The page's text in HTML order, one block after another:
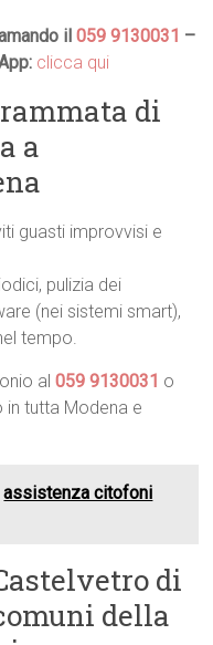
il059 9130031 –
clicca qui
di
a
guasti improvvisi e
pulizia dei
(nei sistemi smart),
tempo.
al059 9130031 o
in tutta Modena e
assistenza citofoni
di
della